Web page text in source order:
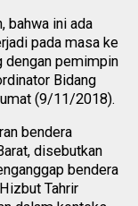
bahwa ini ada
pada masa ke
dengan pemimpin
Bidang
(9/11/2018).
bendera
disebutkan
bendera
Tahrir